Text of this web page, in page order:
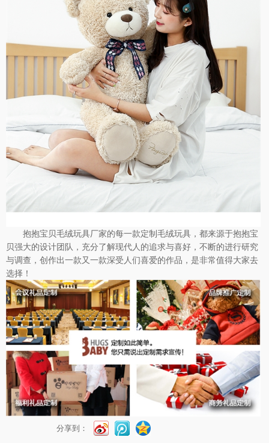
抱抱宝贝毛绒玩具厂家的每一款定制毛绒玩具，都来源于抱抱宝
贝强大的设计团队，充分了解现代人的追求与喜好，不断的进行研究
与调查，创作出一款又一款深受人们喜爱的作品，是非常值得大家去
选择！
分享到：